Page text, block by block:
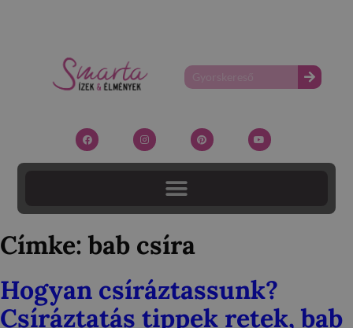
Címke: bab csíra
Hogyan csíráztassunk?
Csíráztatás tippek retek, bab